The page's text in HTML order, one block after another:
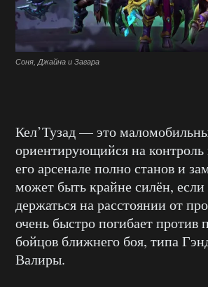
Соня, Джайна и Загара
Кел’Тузад — это
ориентирующийся на
его арсенале полно станов и
может быть крайне силён,
держаться на расстоянии от
очень быстро погибает против
бойцов ближнего боя, типа
Валиры.